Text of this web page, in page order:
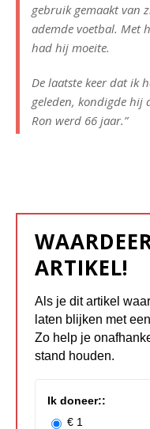
gebruik gemaakt van
ademde voetbal. Met
had hij moeite.
De laatste keer dat ik
geleden, kondigde hij
Ron werd 66 jaar.”
ARTIKEL!
Als je dit artikel
laten blijken met
Zo help je
stand houden.
Ik doneer::
€ 1